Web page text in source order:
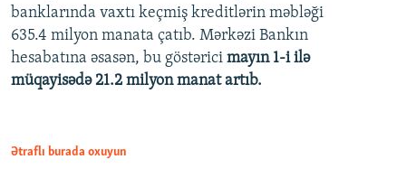
480p
720p
banklarında vaxtı keçmiş kreditlərin məbləği
635.4 milyon manata çatıb. Mərkəzi Bankın
hesabatına əsasən, bu göstərici mayın 1-i ilə
müqayisədə 21.2 milyon manat artıb.
Ətraflı burada oxuyun